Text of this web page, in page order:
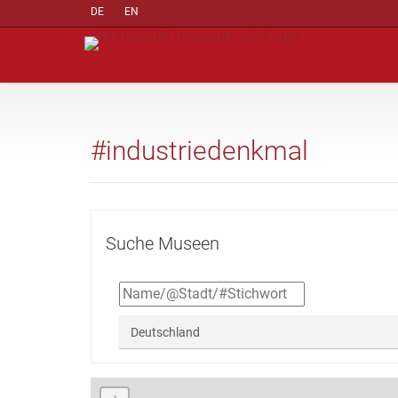
DE EN
#industriedenkmal
Suche Museen